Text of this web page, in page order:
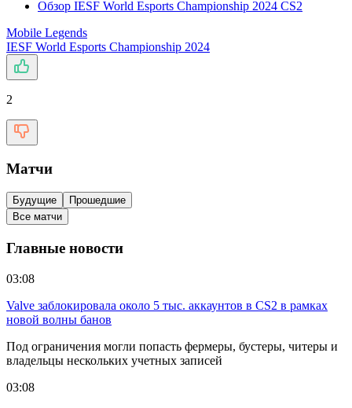
Обзор IESF World Esports Championship 2024 CS2
Mobile Legends
IESF World Esports Championship 2024
2
Матчи
Будущие
Прошедшие
Все матчи
Главные новости
03:08
Valve заблокировала около 5 тыс. аккаунтов в CS2 в рамках
новой волны банов
Под ограничения могли попасть фермеры, бустеры, читеры и
владельцы нескольких учетных записей
03:08